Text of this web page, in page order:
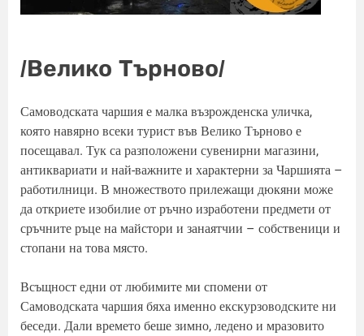
/Велико Търново/
Самоводската чаршия е малка възрожденска уличка,
която навярно всеки турист във Велико Търново е
посещавал. Тук са разположени сувенирни магазини,
антиквариати и най-важните и характерни за Чаршията –
работилници. В множеството прилежащи дюкяни може
да откриете изобилие от ръчно изработени предмети от
сръчните ръце на майстори и занаятчии – собственици и
стопани на това място.
Всъщност едни от любимите ми спомени от
Самоводската чаршия бяха именно екскурзоводските ни
беседи. Дали времето беше зимно, ледено и мразовито